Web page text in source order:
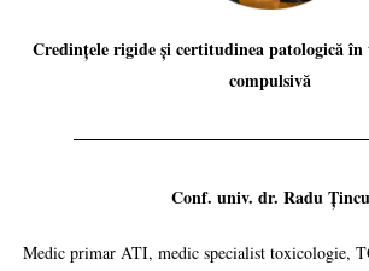
Credințele rigide și certitudinea patologică în
compulsivă
Conf. univ. dr. Radu Țincu
Medic primar ATI, medic specialist toxicologie,